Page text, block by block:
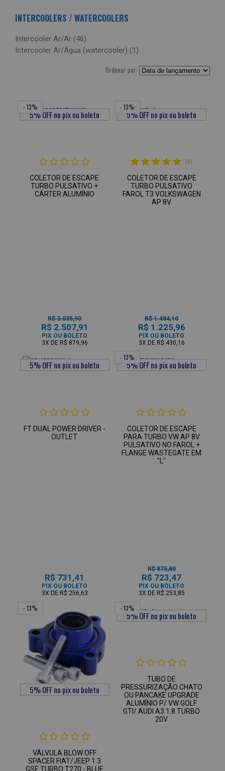
INTERCOOLERS / WATERCOOLERS
Intercooler Ar/Ar (46)
Intercooler Ar/Água (watercooler) (1)
Ordenar por:
- 13%
COLETOR DE ESCAPE
TURBO PULSATIVO +
CÁRTER ALUMÍNIO
R$ 3.035,90
R$ 2.507,91
PIX OU BOLETO
3X DE R$ 879,96
- 13%
(8)
COLETOR DE ESCAPE
TURBO PULSATIVO
FAROL T3 VOLKSWAGEN
AP 8V
R$ 1.484,10
R$ 1.225,96
PIX OU BOLETO
3X DE R$ 430,16
FT DUAL POWER DRIVER -
OUTLET
R$ 731,41
PIX OU BOLETO
3X DE R$ 256,63
- 13%
COLETOR DE ESCAPE
PARA TURBO VW AP 8V
PULSATIVO NO FAROL +
FLANGE WASTEGATE EM
"L"
R$ 875,80
R$ 723,47
PIX OU BOLETO
3X DE R$ 253,85
- 13%
VÁLVULA BLOW OFF
SPACER FIAT/JEEP 1.3
GSE TURBO T270 - BLUE
- 13%
TUBO DE
PRESSURIZAÇÃO CHATO
OU PANCAKE UPGRADE
ALUMÍNIO P/ VW GOLF
GTI/ AUDI A3 1.8 TURBO
20V